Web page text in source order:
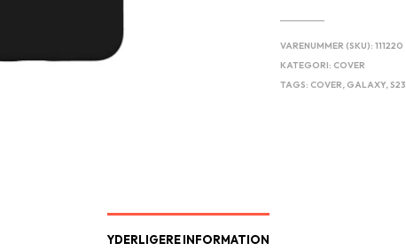
VARENUMMER (SKU):111220
KATEGORI: COVER
TAGS: COVER, GALAXY,S23
YDERLIGERE INFORMATION